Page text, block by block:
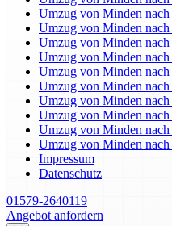
Umzug von Minden
Umzug von Minden nach
Umzug von Minden
Umzug von Minden
Umzug von Minden
Umzug von Minden nach
Umzug von Minden nach
Umzug von Minden
Umzug von Minden
Umzug von Minden nach
Impressum
Datenschutz
01579-2640119
Angebot anfordern